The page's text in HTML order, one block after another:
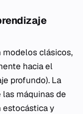
modelos clásicos,
hacia el
profundo). La
máquinas de
estocástica y